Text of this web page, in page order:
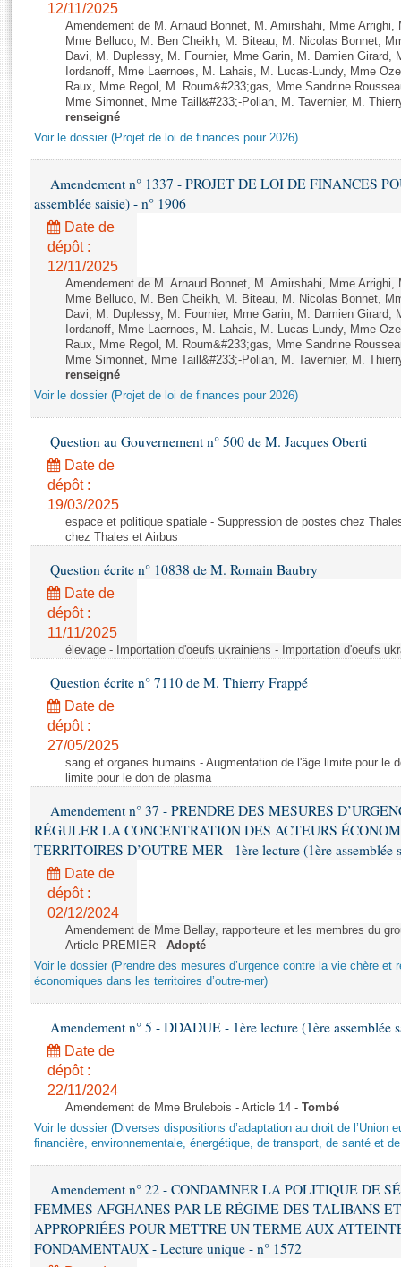
Rapports d'information
Rapports d'enquête
Rapports législatifs
Rapports sur l'application des lois
Baromètre de l’application des lois
Dossiers législatifs
Budget et sécurité sociale
Questions écrites et orales
Comptes rendus des débats
Anciennes législatures
Liens vers les sites publics
12/11/2025
Amendement de M. Arnaud Bonnet, M. Amirshahi, Mme
Mme Belluco, M. Ben Cheikh, M. Biteau, M. Nicolas Bonnet,
Davi, M. Duplessy, M. Fournier, Mme Garin, M. Damien Girard,
Iordanoff, Mme Laernoes, M. Lahais, M. Lucas-Lundy, Mme
Raux, Mme Regol, M. Roum&#233;gas, Mme Sandrine
Mme Simonnet, Mme Taill&#233;-Polian, M. Tavernier, M.
renseigné
Voir le dossier (Projet de loi de finances pour 2026)
Amendement n° 1337 - PROJET DE LOI DE FINANCES
assemblée saisie) - n° 1906
Date de
dépôt :
12/11/2025
Amendement de M. Arnaud Bonnet, M. Amirshahi, Mme
Mme Belluco, M. Ben Cheikh, M. Biteau, M. Nicolas Bonnet,
Davi, M. Duplessy, M. Fournier, Mme Garin, M. Damien Girard,
Iordanoff, Mme Laernoes, M. Lahais, M. Lucas-Lundy, Mme
Raux, Mme Regol, M. Roum&#233;gas, Mme Sandrine
Mme Simonnet, Mme Taill&#233;-Polian, M. Tavernier, M.
renseigné
Voir le dossier (Projet de loi de finances pour 2026)
Question au Gouvernement n° 500 de M. Jacques Oberti
Date de
dépôt :
19/03/2025
espace et politique spatiale - Suppression de postes chez
chez Thales et Airbus
Question écrite n° 10838 de M. Romain Baubry
Date de
dépôt :
11/11/2025
élevage - Importation d'oeufs ukrainiens - Importation d'oeufs
Question écrite n° 7110 de M. Thierry Frappé
Date de
dépôt :
27/05/2025
sang et organes humains - Augmentation de l'âge limite pour le
limite pour le don de plasma
Amendement n° 37 - PRENDRE DES MESURES
RÉGULER LA CONCENTRATION DES ACTEURS
TERRITOIRES D’OUTRE-MER - 1ère lecture (1ère assemblée
Date de
dépôt :
02/12/2024
Amendement de Mme Bellay, rapporteure et les membres du
Article PREMIER - Adopté
Voir le dossier (Prendre des mesures d’urgence contre la vie chère et
économiques dans les territoires d’outre-mer)
Amendement n° 5 - DDADUE - 1ère lecture (1ère assemblée
Date de
dépôt :
22/11/2024
Amendement de Mme Brulebois - Article 14 - Tombé
Voir le dossier (Diverses dispositions d’adaptation au droit de l’Union
financière, environnementale, énergétique, de transport, de santé et
Amendement n° 22 - CONDAMNER LA POLITIQUE DE
FEMMES AFGHANES PAR LE RÉGIME DES TALIBANS
APPROPRIÉES POUR METTRE UN TERME AUX
FONDAMENTAUX - Lecture unique - n° 1572